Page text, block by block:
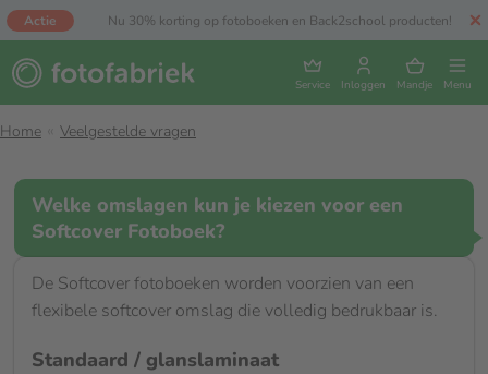
Actie Nu 30% korting op fotoboeken en Back2school producten!
Service Inloggen Mandje Menu
Home Veelgestelde vragen
Welke omslagen kun je kiezen voor een
Softcover Fotoboek?
De Softcover fotoboeken worden voorzien van een
flexibele softcover omslag die volledig bedrukbaar is.
Standaard / glanslaminaat